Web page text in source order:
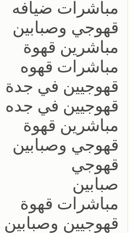
مباشرات ضيافه
قهوجي وصبابين
مباشرين قهوة
مباشرات قهوه
قهوجيين في جدة
قهوجيين في جده
مباشرين قهوة
قهوجي وصبابين
قهوجي
صبابين
مباشرات قهوة
قهوجيين